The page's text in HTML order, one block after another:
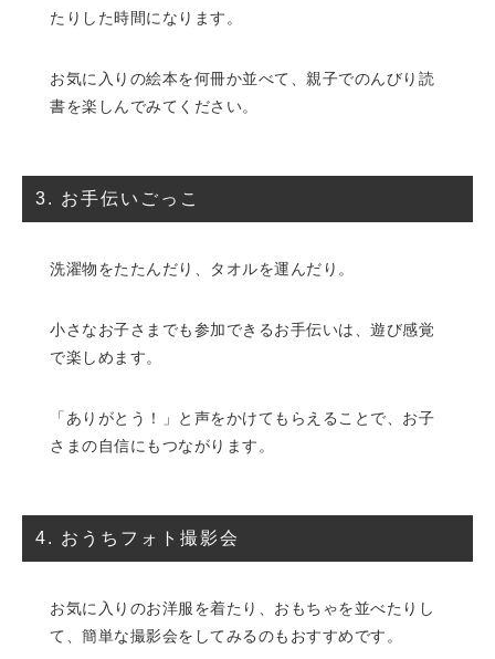
たりした時間になります。
お気に入りの絵本を何冊か並べて、親子でのんびり読
書を楽しんでみてください。
3. お手伝いごっこ
洗濯物をたたんだり、タオルを運んだり。
小さなお子さまでも参加できるお手伝いは、遊び感覚
で楽しめます。
「ありがとう！」と声をかけてもらえることで、お子
さまの自信にもつながります。
4. おうちフォト撮影会
お気に入りのお洋服を着たり、おもちゃを並べたりし
て、簡単な撮影会をしてみるのもおすすめです。